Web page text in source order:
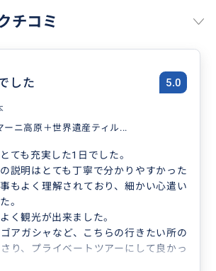
チコミ
した 5.0
ーニ高原＋世界遺産ティル...
ても充実した1日でした。
説明はとても丁寧で分かりやすかった
もよく理解されており、細かい心遣い
。
く観光が出来ました。
アガシャなど、こちらの行きたい所の
り、プライベートツアーにして良かっ